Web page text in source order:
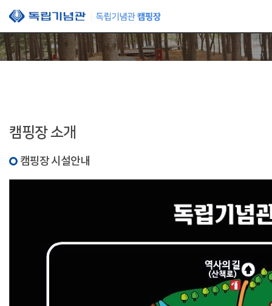
본문 바로가기
캠핑장 소개
캠핑장 시설안내